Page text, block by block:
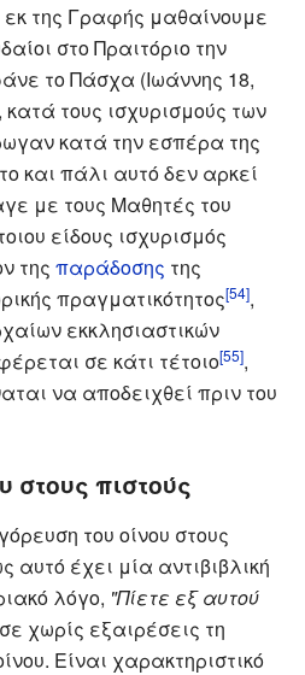
της Γραφής μαθαίνουμε
στο Πραιτόριο την
το Πάσχα (Ιωάννης 18,
τους ισχυρισμούς των
κατά την εσπέρα της
και πάλι αυτό δεν αρκεί
με τους Μαθητές του
είδους ισχυρισμός
της παράδοσης της
πραγματικότητος[54],
εκκλησιαστικών
σε κάτι τέτοιο[55],
να αποδειχθεί πριν του
στους πιστούς
του οίνου στους
έχει μία αντιβιβλική
λόγο, "Πίετε εξ αυτού
χωρίς εξαιρέσεις τη
Είναι χαρακτηριστικό